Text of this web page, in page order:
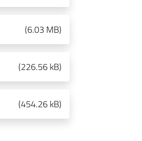
(6.03 MB)
(226.56 kB)
(454.26 kB)